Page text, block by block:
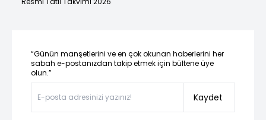
“Günün manşetlerini ve en çok okunan haberlerini her
sabah e-postanızdan takip etmek için bültene üye
olun.”
Kaydet